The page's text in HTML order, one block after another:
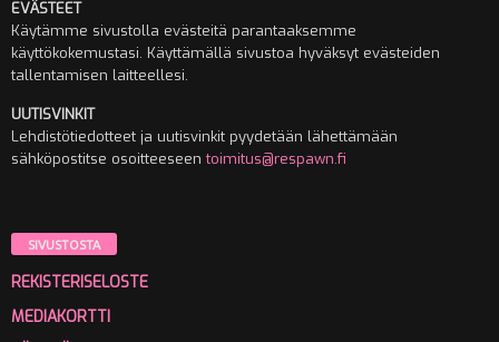
EVÄSTEET
Käytämme sivustolla evästeitä parantaaksemme
käyttökokemustasi. Käyttämällä sivustoa hyväksyt evästeiden
tallentamisen laitteellesi.
UUTISVINKIT
Lehdistötiedotteet ja uutisvinkit pyydetään lähettämään
sähköpostitse osoitteeseentoimitus@respawn.fi
SIVUSTOSTA
REKISTERISELOSTE
MEDIAKORTTI